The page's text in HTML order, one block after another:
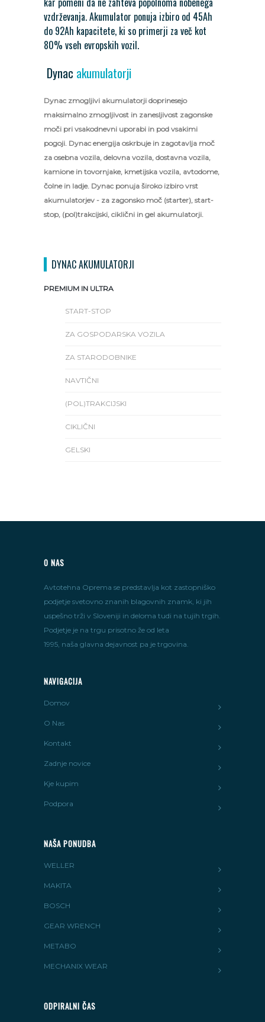
vzdrževanja. Akumulator ponuja izbiro od 45Ah
do 92Ah kapacitete, ki so primerji za več kot
80% vseh evropskih vozil.
Dynac akumulatorji
Dynac zmogljivi akumulatorji doprinesejo
maksimalno zmogljivost in zanesljivost zagonske
moči pri vsakodnevni uporabi in pod vsakimi
pogoji. Dynac energija oskrbuje in zagotavlja moč
za osebna vozila, delovna vozila, dostavna vozila,
kamione in tovornjake, kmetijska vozila, avtodome,
čolne in ladje. Dynac ponuja široko izbiro vrst
akumulatorjev - za zagonsko moč (starter), start-
stop, (pol)trakcijski, ciklični in gel akumulatorji.
DYNAC AKUMULATORJI
PREMIUM IN ULTRA
START-STOP
ZA GOSPODARSKA VOZILA
ZA STARODOBNIKE
NAVTIČNI
(POL)TRAKCIJSKI
CIKLIČNI
GELSKI
O NAS
Avtotehna Oprema se predstavlja kot zastopniško
podjetje svetovno znanih blagovnih znamk, ki jih
uspešno trži v Sloveniji in deloma tudi na tujih trgih.
Podjetje je na trgu prisotno že od leta
1995, naša glavna dejavnost pa je trgovina.
NAVIGACIJA
Domov
O Nas
Kontakt
Zadnje novice
Kje kupim
Podpora
NAŠA PONUDBA
WELLER
MAKITA
BOSCH
GEAR WRENCH
METABO
MECHANIX WEAR
ODPIRALNI ČAS